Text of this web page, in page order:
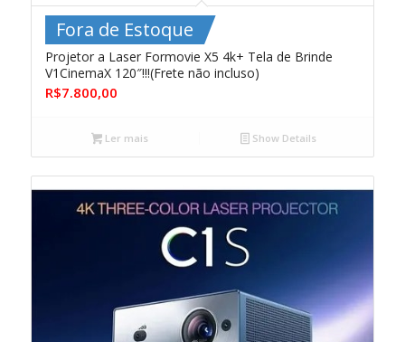
Fora de Estoque
Projetor a Laser Formovie X5 4k+ Tela de Brinde
V1CinemaX 120″!!!(Frete não incluso)
R$7.800,00
Ler mais Show Details